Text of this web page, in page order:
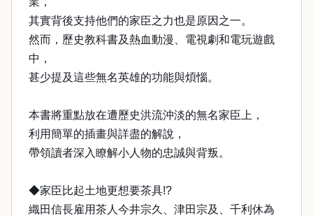
其實背後支持他們的家臣之力也是原因之一。
然而，歷史教科書及熱血動漫、電視劇和電玩遊戲
中，
甚少提及這些無名英雄的功能與煩惱。
本書將重點放在遭歷史洪流沖淡的無名家臣上，
利用簡單的插畫與詳盡的解說，
帶領讀者深入瞭解小人物的忠誠與背叛。
◆家臣比起土地更想要茶具!?
織田信長雇用茶人今井宗久、津田宗及、千利休為